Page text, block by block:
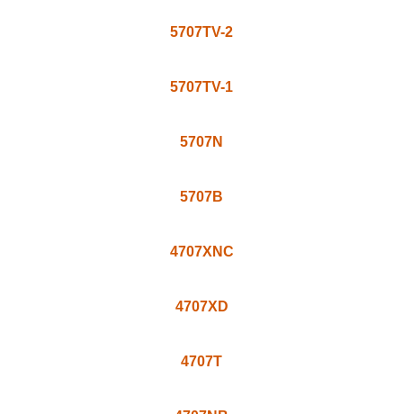
HL555NV
HL555B
HL406
HL405
HL404
5707V
5707TV